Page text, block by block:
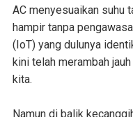
AC menyesuaikan suhu
hampir tanpa
(IoT) yang dulunya
kini telah merambah
kita.
Namun di balik